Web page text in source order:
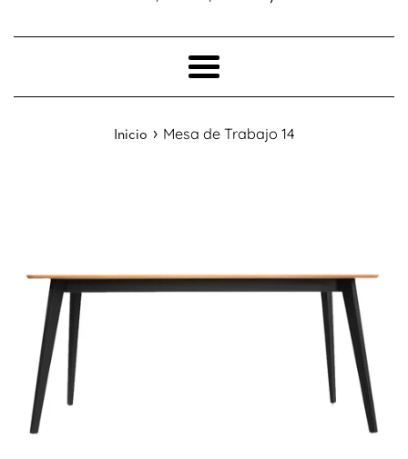
Más
Inicio › Mesa de Trabajo 14